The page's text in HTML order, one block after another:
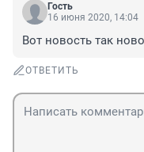
Гость
16 июня 2020, 14:04
Вот новость так
ОТВЕТИТЬ